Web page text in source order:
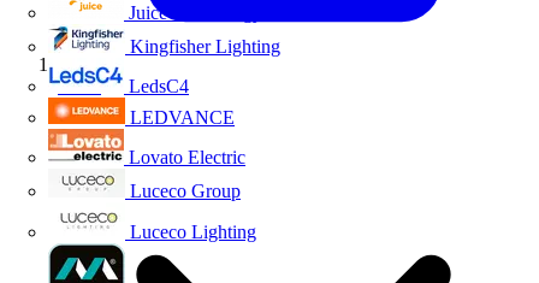
Juice Technology
Kingfisher Lighting
LedsC4
LEDVANCE
Lovato Electric
Luceco Group
Luceco Lighting
Inicio